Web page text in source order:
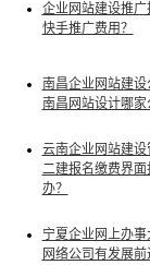
企业网站建设推广
快手推广费用？
南昌企业网站建设
南昌网站设计哪
云南企业网站建设
二建报名缴费界面
办？
宁夏企业网上办事
网络公司有发展前